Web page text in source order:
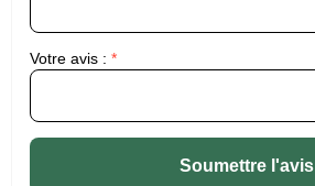
Votre avis : *
Soumettre l'avis